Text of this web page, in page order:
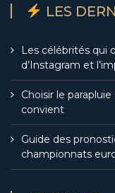
LES
Les célébrités qui
d’Instagram et
Choisir le
convient
Guide des
championnats